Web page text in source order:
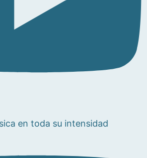
en toda su intensidad